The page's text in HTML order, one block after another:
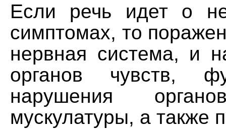
Если речь идет о
симптомах, то
нервная система, и
органов чувств,
нарушения
мускулатуры, а также